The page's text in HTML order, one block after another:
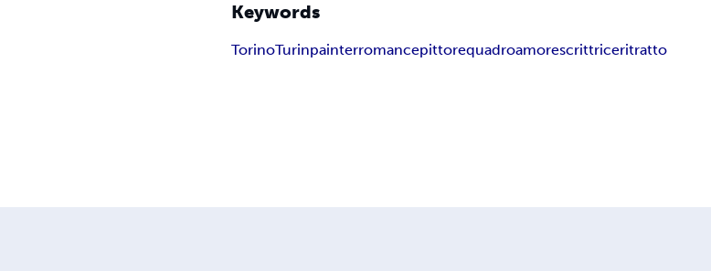
Keywords
TorinoTurinpainterromancepittorequadroamorescrittriceritratto